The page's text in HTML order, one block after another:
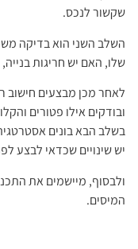
שקשור לנכס.
השלב השני הוא בדיקה
שלו, האם יש חריגות
לאחר מכן מבצעים חישוב
ובודקים אילו פטורים
בשלב הבא בונים
יש שינויים שכדאי לבצע
ולבסוף, מיישמים את
המיסים.